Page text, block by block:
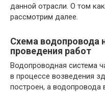
данной отрасли. О том
рассмотрим далее.
Схема водопровода
проведения работ
Водопроводная система
в процессе возведения
построен, а водопровода